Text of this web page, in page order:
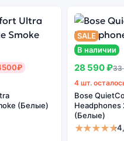
Количество основных
Основная камера МПикс:
Оптический зум на
Оптическая
(Белые)
SALE
В наличии
28 590 ₽33
4 шт.
Bose
Headphones
(Белые)
★★★★★